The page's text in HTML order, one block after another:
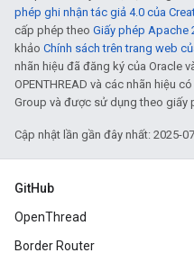
phép ghi nhận tác giả 4.0 của
cấp phép theo Giấy phép Apache
khảo Chính sách trên trang web
nhãn hiệu đã đăng ký của Oracle
OPENTHREAD và các nhãn hiệu
Group và được sử dụng theo giấy
Cập nhật lần gần đây nhất: 2025-
GitHub
OpenThread
Border Router